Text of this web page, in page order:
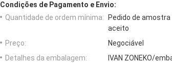
Condições de Pagamento e Envio:
Quantidade de ordem mínima:
Pedido de
aceito
Preço:
Negociável
Detalhes da embalagem:
IVAN ZONEKO/